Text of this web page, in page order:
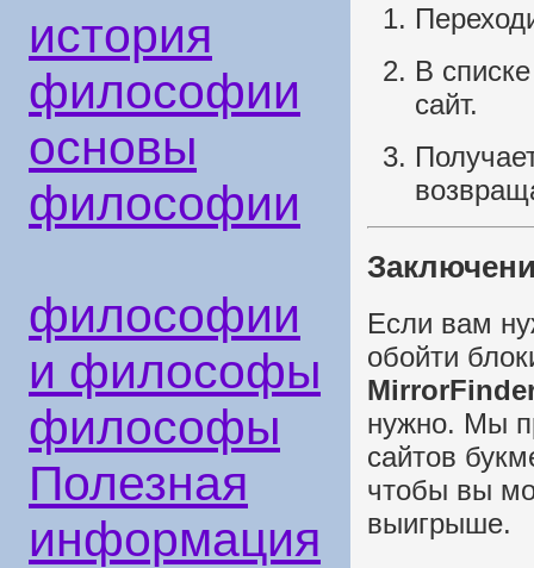
история
философии
основы
философии
философии
и философы
философы
Полезная
информация
В
сайт.
Если вам
обойти
нужно. Мы
сайтов
чтобы вы
выигрыше.